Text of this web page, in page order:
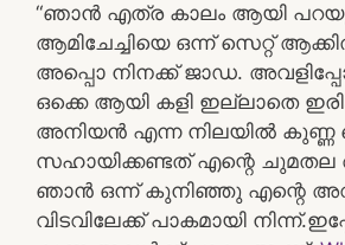
“ഞാൻ എത്ര കാലം ആയി
ആമിചേച്ചിയെ ഒന്ന് സെറ്റ്
അപ്പൊ നിനക്ക് ജാഡ.
ഒക്കെ ആയി കളി ഇല്ലാതെ
അനിയൻ എന്ന നിലയിൽ
സഹായിക്കണ്ടത് എന്റെ ചുമതല
ഞാൻ ഒന്ന് കുനിഞ്ഞു എന്റെ
വിടവിലേക്ക് പാകമായി